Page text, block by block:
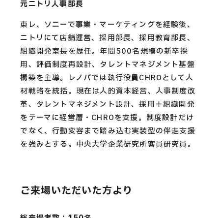
元ニトリ人事部長
東レ、ソニーで事業・マーケティングを経験後、
ニトリにて店舗運営、採用部長、採用教育部長、
組織開発室長を歴任。年間500名規模の新卒採
用、評価制度再設計、タレントマネジメント基盤
構築を主導。レノバでは執行役員CHROとして人
材戦略を統括。現在は人的資本経営、人事制度改
革、タレントマネジメント設計、採用＋組織開発
をテーマに経営層・CHROを支援。制度設計だけ
でなく、行動変容まで踏み込む実装型の伴走支援
を強みとする。中央大学企業研究所客員研究員。
ご来場いただいた方より